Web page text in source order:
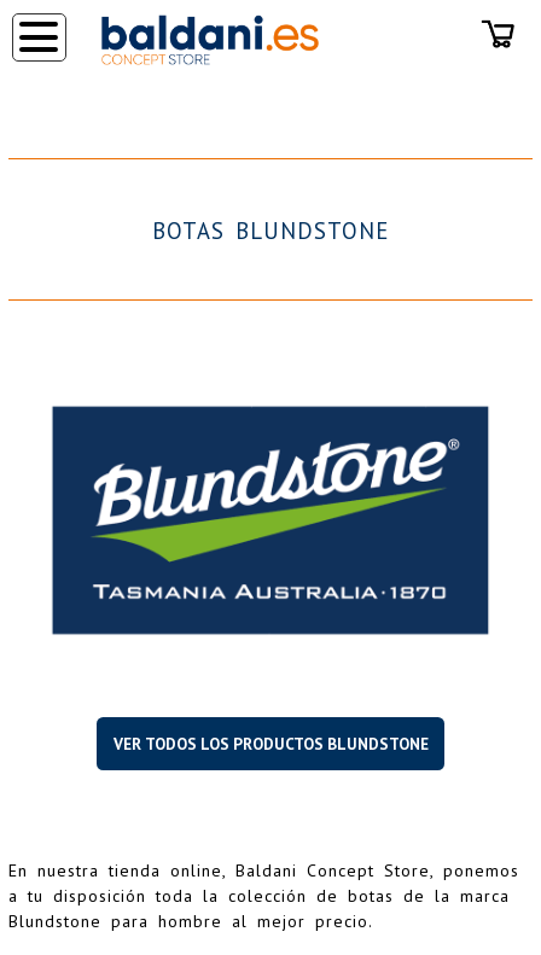
◂
BOTAS BLUNDSTONE
VER TODOS LOS PRODUCTOS BLUNDSTONE
En nuestra tienda online, Baldani Concept Store, ponemos
a tu disposición toda la colección de botas de la marca
Blundstone para hombre al mejor precio.